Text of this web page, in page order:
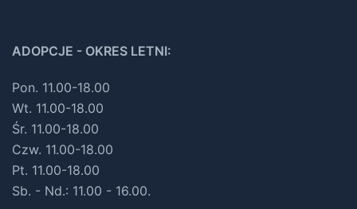
ADOPCJE - OKRES LETNI:
Pon. 11.00-18.00
Wt. 11.00-18.00
Śr. 11.00-18.00
Czw. 11.00-18.00
Pt. 11.00-18.00
Sb. - Nd.: 11.00 - 16.00.